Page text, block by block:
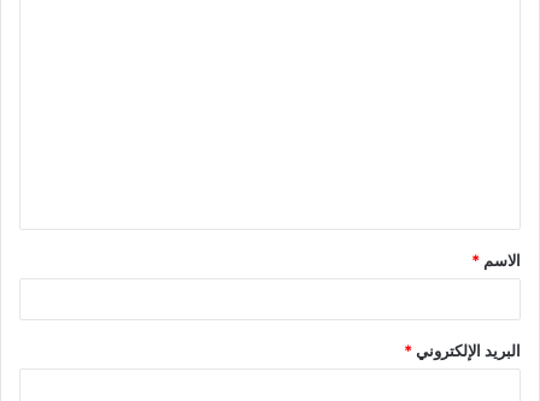
ق
*
الاسم *
البريد الإلكتروني*